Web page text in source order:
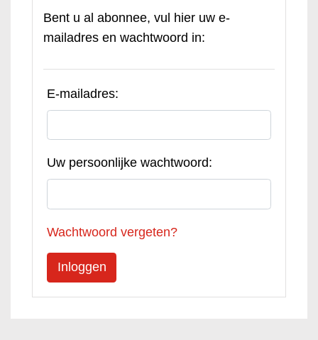
Bent u al abonnee, vul hier uw e-
mailadres en wachtwoord in:
E-mailadres:
Uw persoonlijke wachtwoord:
Wachtwoord vergeten?